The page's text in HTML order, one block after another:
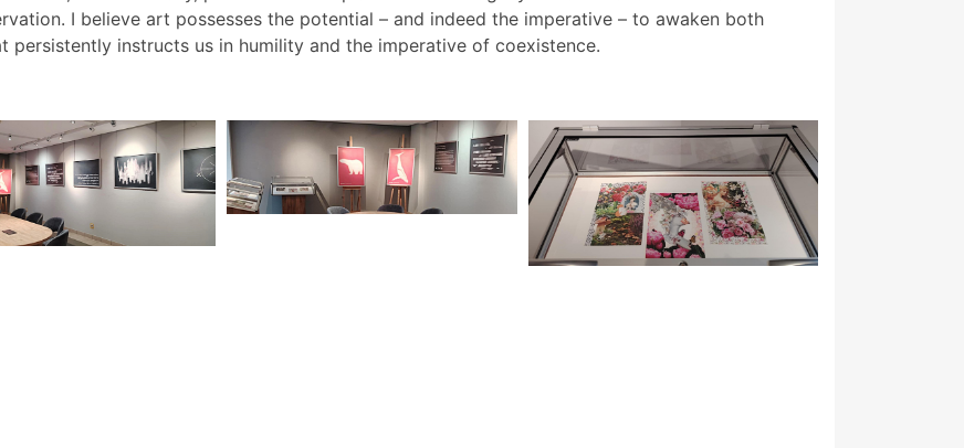
I believe art possesses the potential – and indeed the imperative – to awaken both
persistently instructs us in humility and the imperative of coexistence.